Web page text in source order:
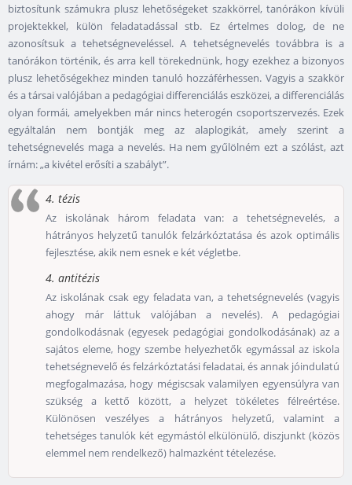
biztosítunk számukra plusz lehetőségeket szakkörrel, tanórákon kívüli
projektekkel, külön feladatadással stb. Ez értelmes dolog, de ne
azonosítsuk a tehetségneveléssel. A tehetségnevelés továbbra is a
tanórákon történik, és arra kell törekednünk, hogy ezekhez a bizonyos
plusz lehetőségekhez minden tanuló hozzáférhessen. Vagyis a szakkör
és a társai valójában a pedagógiai differenciálás eszközei, a differenciálás
olyan formái, amelyekben már nincs heterogén csoportszervezés. Ezek
egyáltalán nem bontják meg az alaplogikát, amely szerint a
tehetségnevelés maga a nevelés. Ha nem gyűlölném ezt a szólást, azt
írnám: „a kivétel erősíti a szabályt”.
4. tézis
Az iskolának három feladata van: a tehetségnevelés, a
hátrányos helyzetű tanulók felzárkóztatása és azok optimális
fejlesztése, akik nem esnek e két végletbe.
4. antitézis
Az iskolának csak egy feladata van, a tehetségnevelés (vagyis
ahogy már láttuk valójában a nevelés). A pedagógiai
gondolkodásnak (egyesek pedagógiai gondolkodásának) az a
sajátos eleme, hogy szembe helyezhetők egymással az iskola
tehetségnevelő és felzárkóztatási feladatai, és annak jóindulatú
megfogalmazása, hogy mégiscsak valamilyen egyensúlyra van
szükség a kettő között, a helyzet tökéletes félreértése.
Különösen veszélyes a hátrányos helyzetű, valamint a
tehetséges tanulók két egymástól elkülönülő, diszjunkt (közös
elemmel nem rendelkező) halmazként tételezése.